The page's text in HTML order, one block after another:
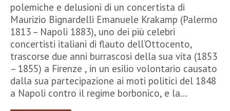
polemiche e delusioni di un concertista di
Maurizio Bignardelli Emanuele Krakamp (Palermo
1813 – Napoli 1883), uno dei più celebri
concertisti italiani di flauto dell’Ottocento,
trascorse due anni burrascosi della sua vita (1853
– 1855) a Firenze , in un esilio volontario causato
dalla sua partecipazione ai moti politici del 1848
a Napoli contro il regime borbonico, e la…